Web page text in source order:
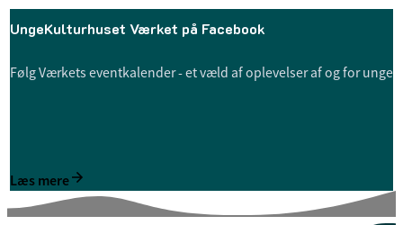
UngeKulturhuset Værket på Facebook
Følg Værkets eventkalender - et væld af oplevelser af og for unge
Læs mere